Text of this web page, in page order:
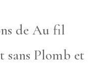
de Au fil
sans Plomb et